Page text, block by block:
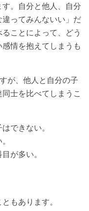
。自分と他人、自分
ってみんないい」だ
ことによって、どう
情を抱えてしまうも
が、他人と自分の子
士を比べてしまうこ
できない。
が多い。
もあります。